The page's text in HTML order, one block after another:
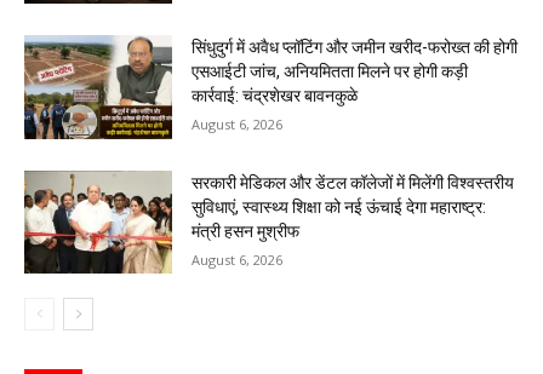
सिंधुदुर्ग में अवैध प्लॉटिंग और जमीन खरीद-फरोख्त की होगी
एसआईटी जांच, अनियमितता मिलने पर होगी कड़ी
कार्रवाई: चंद्रशेखर बावनकुळे
August 6, 2026
सरकारी मेडिकल और डेंटल कॉलेजों में मिलेंगी विश्वस्तरीय
सुविधाएं, स्वास्थ्य शिक्षा को नई ऊंचाई देगा महाराष्ट्र:
मंत्री हसन मुश्रीफ
August 6, 2026